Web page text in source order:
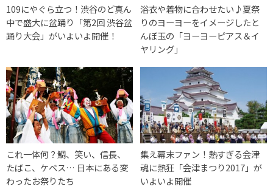
109にやぐら立つ！渋谷のど真ん
中で盛大に盆踊り「第2回 渋谷盆
踊り大会」がいよいよ開催！
浴衣や着物に合わせたい♪夏祭
りのヨーヨーをイメージしたと
んぼ玉の「ヨーヨーピアス＆イ
ヤリング」
これ一体何？鯛、笑い、信長、
たばこ、ケベス… 日本にある変
わったお祭りたち
集え幕末ファン！熱すぎる会津
魂に熱狂「会津まつり2017」が
いよいよ開催